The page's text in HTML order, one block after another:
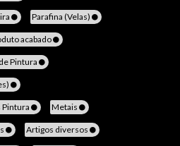
Parafina (Velas)
acabado
Pintura
Metais
Artigos diversos